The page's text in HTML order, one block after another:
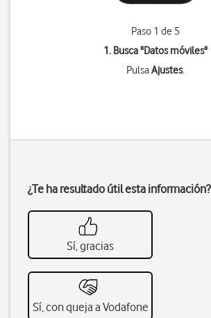
Paso 1 de 5
1. Busca "Datos móviles"
PulsaAjustes.
¿Te ha resultado útil esta información?
Sí, gracias
Sí, con queja a Vodafone